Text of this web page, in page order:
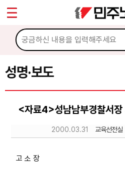
성명·보도
<자료4>성남남부경찰서
2000.03.31 교육선전실
고 소 장
마이페이지
소개
소식
공지사항
성명·보도
노동상담
Sketchbook5,
Sketchbook5,